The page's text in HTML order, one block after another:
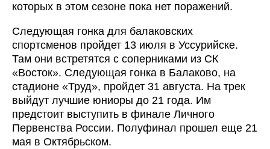
которых в этом сезоне пока нет поражений.
Следующая гонка для балаковских
спортсменов пройдет 13 июля в Уссурийске.
Там они встретятся с соперниками из СК
«Восток». Следующая гонка в Балаково, на
стадионе «Труд», пройдет 31 августа. На трек
выйдут лучшие юниоры до 21 года. Им
предстоит выступить в финале Личного
Первенства России. Полуфинал прошел еще 21
мая в Октябрьском.